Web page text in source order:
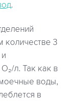
.
количестве 3
л. Так как в
воды,
в